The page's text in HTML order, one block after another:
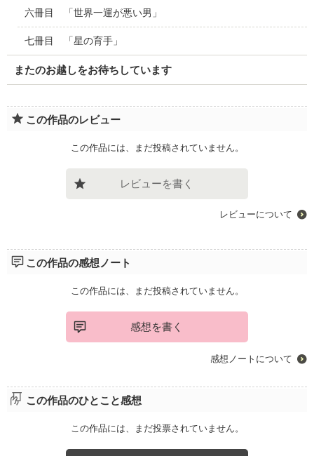
六冊目 「世界一運が悪い男」
七冊目 「星の育手」
またのお越しをお待ちしています
この作品のレビュー
この作品には、まだ投稿されていません。
レビューを書く
レビューについて
この作品の感想ノート
この作品には、まだ投稿されていません。
感想を書く
感想ノートについて
この作品のひとこと感想
この作品には、まだ投票されていません。